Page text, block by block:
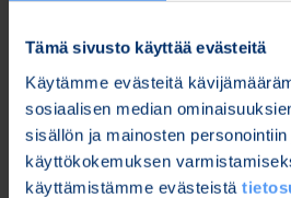
Tämä sivusto käyttää evästeitä
Käytämme evästeitä
sosiaalisen median
sisällön ja mainosten personointiin
käyttökokemuksen
käyttämistämme evästeistä
ei ole tai sen
EB:n tuotteisiin ja
messuhallissa 12, osastolla